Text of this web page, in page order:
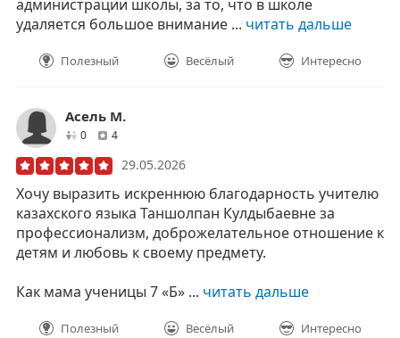
администрации школы, за то, что в школе
удаляется большое внимание ... читать дальше
Полезный Весёлый Интересно
Асель М.
0друзей
4отзывов
29.05.2026
Хочу выразить искреннюю благодарность учителю
казахского языка Таншолпан Кулдыбаевне за
профессионализм, доброжелательное отношение к
детям и любовь к своему предмету.
Как мама ученицы 7 «Б» ... читать дальше
Полезный Весёлый Интересно